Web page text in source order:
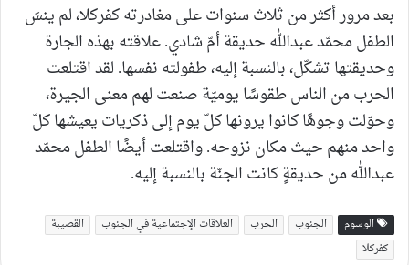
بعد مرور أكثر من ثلاث سنوات على مغادرته كفركلا، لم ينسَ
الطفل محمّد عبدالله حديقة أمّ شادي. علاقته بهذه الجارة
وحديقتها تشكّل، بالنسبة إليه، طفولته نفسها. لقد اقتلعت
الحرب من الناس طقوسًا يوميّة صنعت لهم معنى الجيرة،
وحوّلت وجوهًا كانوا يرونها كلّ يوم إلى ذكريات يعيشها كلّ
واحد منهم حيث مكان نزوحه. واقتلعت أيضًا الطفل محمّد
عبدالله من حديقةٍ كانت الجنّة بالنسبة إليه.
الوسوم الجنوب الحرب العلاقات الإجتماعية في الجنوب
القصيبة
كفركلا